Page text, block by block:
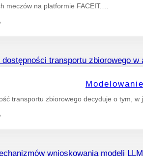
meczów na platformie FACEIT.…
transportu zbiorowego decyduje o tym,